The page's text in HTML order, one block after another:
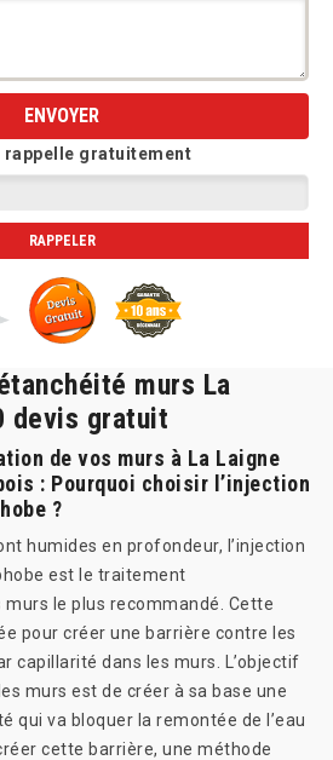
rappelle gratuitement
murs La
devis gratuit
de vos murs à La Laigne
: Pourquoi choisir l’injection
?
humides en profondeur, l’injection
est le traitement
murs le plus recommandé. Cette
pour créer une barrière contre les
capillarité dans les murs. L’objectif
murs est de créer à sa base une
qui va bloquer la remontée de l’eau
cette barrière, une méthode